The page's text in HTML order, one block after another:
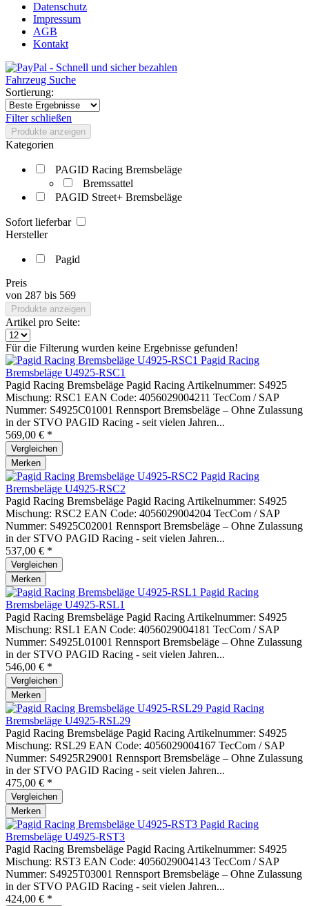
Datenschutz
Impressum
AGB
Kontakt
Fahrzeug Suche
Sortierung:
Filter schließen
Produkte anzeigen
Kategorien
PAGID Racing Bremsbeläge
Bremssattel
PAGID Street+ Bremsbeläge
Sofort lieferbar
Hersteller
Pagid
Preis
von 287 bis 569
Produkte anzeigen
Artikel pro Seite:
Für die Filterung wurden keine Ergebnisse gefunden!
Pagid Racing
Bremsbeläge U4925-RSC1
Pagid Racing Bremsbeläge Pagid Racing Artikelnummer: S4925
Mischung: RSC1 EAN Code: 4056029004211 TecCom / SAP
Nummer: S4925C01001 Rennsport Bremsbeläge – Ohne Zulassung
in der STVO PAGID Racing - seit vielen Jahren...
569,00 € *
Vergleichen
Merken
Pagid Racing
Bremsbeläge U4925-RSC2
Pagid Racing Bremsbeläge Pagid Racing Artikelnummer: S4925
Mischung: RSC2 EAN Code: 4056029004204 TecCom / SAP
Nummer: S4925C02001 Rennsport Bremsbeläge – Ohne Zulassung
in der STVO PAGID Racing - seit vielen Jahren...
537,00 € *
Vergleichen
Merken
Pagid Racing
Bremsbeläge U4925-RSL1
Pagid Racing Bremsbeläge Pagid Racing Artikelnummer: S4925
Mischung: RSL1 EAN Code: 4056029004181 TecCom / SAP
Nummer: S4925L01001 Rennsport Bremsbeläge – Ohne Zulassung
in der STVO PAGID Racing - seit vielen Jahren...
546,00 € *
Vergleichen
Merken
Pagid Racing
Bremsbeläge U4925-RSL29
Pagid Racing Bremsbeläge Pagid Racing Artikelnummer: S4925
Mischung: RSL29 EAN Code: 4056029004167 TecCom / SAP
Nummer: S4925R29001 Rennsport Bremsbeläge – Ohne Zulassung
in der STVO PAGID Racing - seit vielen Jahren...
475,00 € *
Vergleichen
Merken
Pagid Racing
Bremsbeläge U4925-RST3
Pagid Racing Bremsbeläge Pagid Racing Artikelnummer: S4925
Mischung: RST3 EAN Code: 4056029004143 TecCom / SAP
Nummer: S4925T03001 Rennsport Bremsbeläge – Ohne Zulassung
in der STVO PAGID Racing - seit vielen Jahren...
424,00 € *